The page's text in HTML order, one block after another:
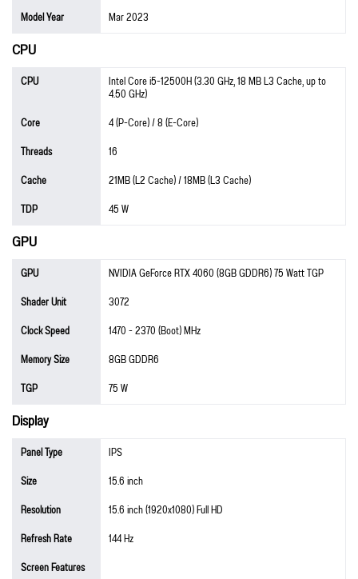
Model Year
Mar 2023
CPU
CPU Intel Core i5-12500H (3.30 GHz, 18 MB L3 Cache, up to
4.50 GHz)
Core
4 (P-Core) / 8 (E-Core)
Threads
16
Cache
21MB (L2 Cache) / 18MB (L3 Cache)
TDP
45 W
GPU
GPU
NVIDIA GeForce RTX 4060 (8GB GDDR6) 75 Watt TGP
Shader Unit
3072
Clock Speed
1470 - 2370 (Boot) MHz
Memory Size
8GB GDDR6
TGP
75 W
Display
Panel Type
IPS
Size
15.6 inch
Resolution
15.6 inch (1920x1080) Full HD
Refresh Rate
144 Hz
Screen Features